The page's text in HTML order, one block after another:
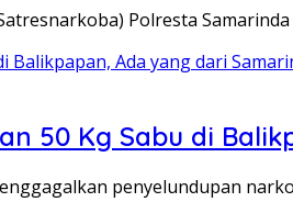
Polresta
50 Kg Sabu di
penyelundupan